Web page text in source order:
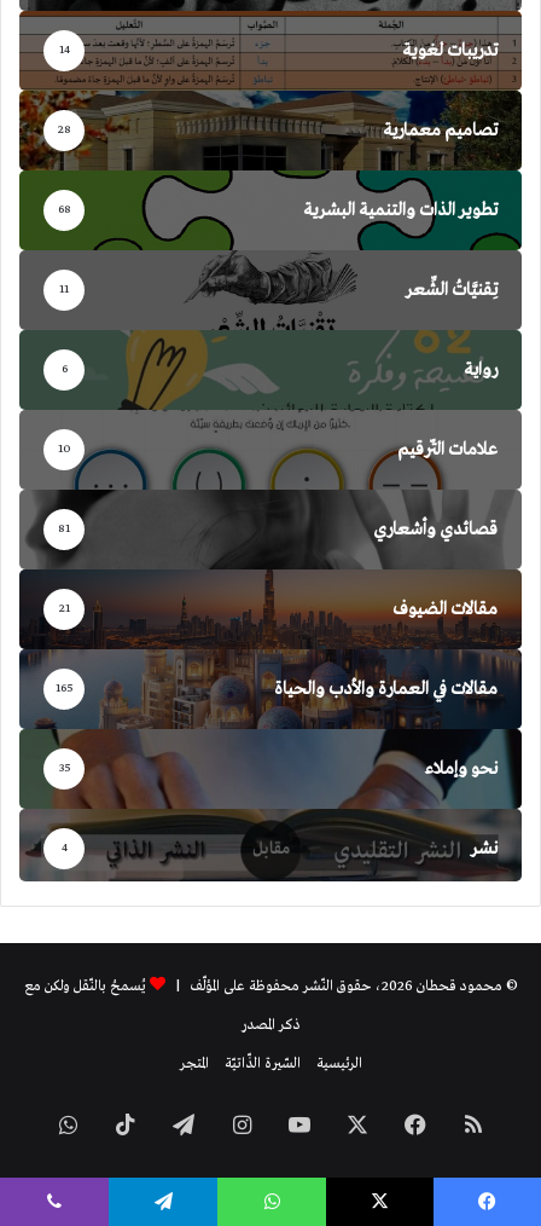
تدريبات لغوية 14
تصاميم معمارية 28
تطوير الذات والتنمية البشرية 68
تِقنيَّاتُ الشِّعر 11
رواية 6
علامات التّرقيم 10
قصائدي وأشعاري 81
مقالات الضيوف 21
مقالات في العمارة والأدب والحياة 165
نحو وإملاء 35
نشر 4
© محمود قحطان 2026، حقوق النّشر محفوظة على المؤلّف |
يُسمحُ بالنّقل ولكن مع
ذكر المصدر
الرئيسية
السّيرة الذّاتيّة المتجر
ملخص
الموقع
فيسبوك ‫YouTubeانستقرامتيلقرام ‫TikTokواتساب